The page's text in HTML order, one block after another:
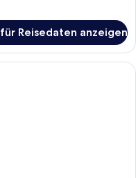
Reisedaten anzeigen
mit einem großen